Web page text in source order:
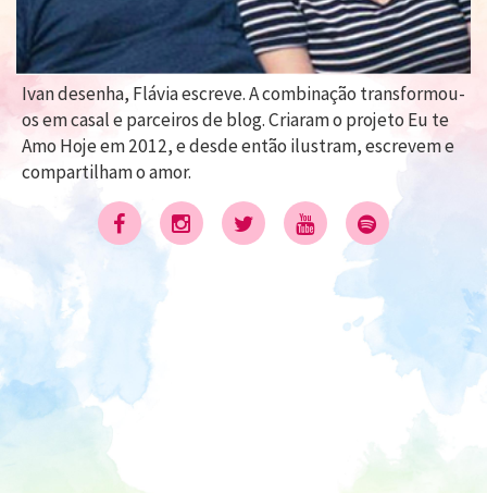
Ivan desenha, Flávia escreve. A combinação transformou-
os em casal e parceiros de blog. Criaram o projeto Eu te
Amo Hoje em 2012, e desde então ilustram, escrevem e
compartilham o amor.